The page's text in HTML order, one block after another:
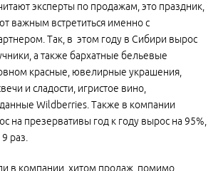
эксперты по продажам, это праздник,
важным встретиться именно с
Так, в этом году в Сибири вырос
а также бархатные бельевые
красные, ювелирные украшения,
и сладости, игристое вино,
Wildberries. Также в компании
на презервативы год к году вырос на 95%,
раз.
в компании, хитом продаж, помимо